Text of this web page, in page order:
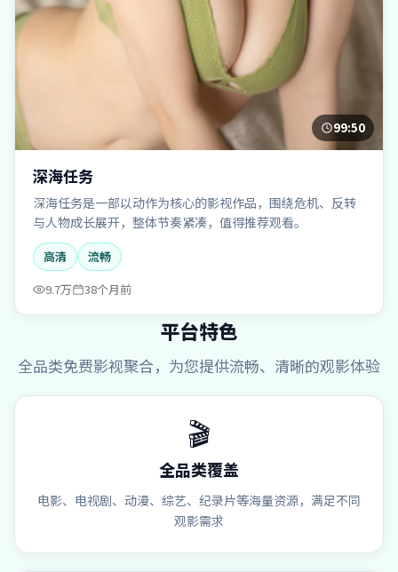
99:50
深海任务
深海任务是一部以动作为核心的影视作品，围绕危机、反转
与人物成长展开，整体节奏紧凑，值得推荐观看。
高清
流畅
9.7万
38个月前
平台特色
全品类免费影视聚合，为您提供流畅、清晰的观影体验
🎬
全品类覆盖
电影、电视剧、动漫、综艺、纪录片等海量资源，满足不同
观影需求